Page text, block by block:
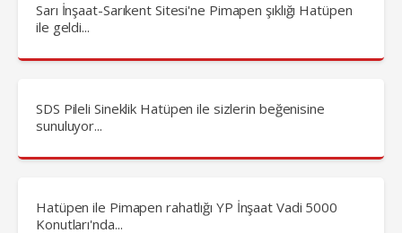
Sarı İnşaat-Sarıkent Sitesi'ne Pimapen şıklığı Hatüpen
ile geldi...
SDS Pileli Sineklik Hatüpen ile sizlerin beğenisine
sunuluyor...
Hatüpen ile Pimapen rahatlığı YP İnşaat Vadi 5000
Konutları'nda...